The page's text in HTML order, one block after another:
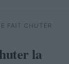
⌕ ×
FAIT CHUTER
la